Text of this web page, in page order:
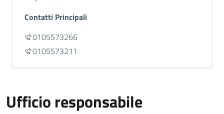
Contatti Principali
0105573266
0105573211
Ufficio responsabile